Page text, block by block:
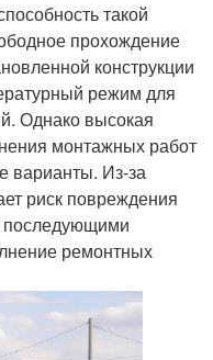
такой
прохождение
конструкции
режим для
Однако высокая
монтажных работ
варианты. Из-за
риск повреждения
последующими
ремонтных